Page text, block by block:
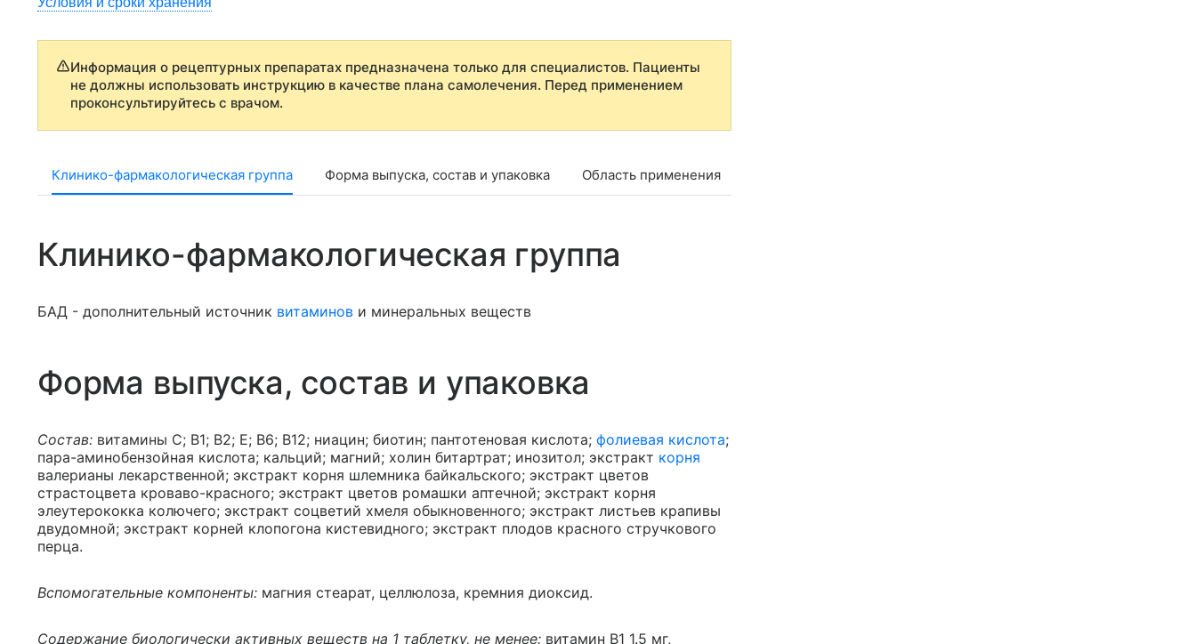
Информация о рецептурных препаратах предназначена только для специалистов. Пациенты
не должны использовать инструкцию в качестве плана самолечения. Перед применением
проконсультируйтесь с врачом.
Клинико-фармакологическая группа Форма выпуска, состав и упаковка Область применения
Клинико-фармакологическая группа
БАД - дополнительный источник витаминов и минеральных веществ
Форма выпуска, состав и упаковка
Состав: витамины С; В1; В2; Е; В6; В12; ниацин; биотин; пантотеновая кислота; фолиевая кислота;
пара-аминобензойная кислота; кальций; магний; холин битартрат; инозитол; экстракт корня
валерианы лекарственной; экстракт корня шлемника байкальского; экстракт цветов
страстоцвета кроваво-красного; экстракт цветов ромашки аптечной; экстракт корня
элеутерококка колючего; экстракт соцветий хмеля обыкновенного; экстракт листьев крапивы
двудомной; экстракт корней клопогона кистевидного; экстракт плодов красного стручкового
перца.
Вспомогательные компоненты: магния стеарат, целлюлоза, кремния диоксид.
Содержание биологически активных веществ на 1 таблетку, не менее: витамин В1 1.5 мг,